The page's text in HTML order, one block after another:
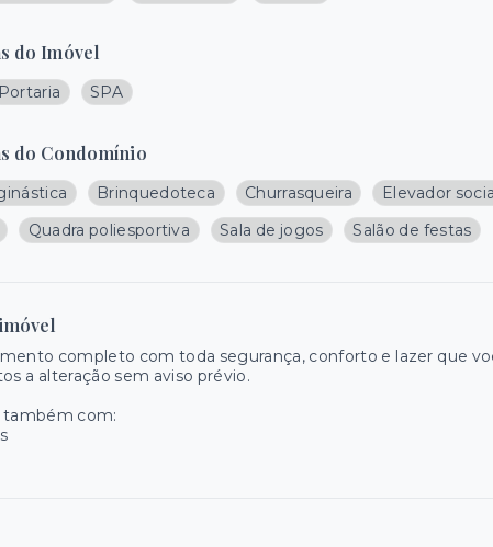
do Imóvel
Portaria SPA
do Condomínio
Brinquedoteca Churrasqueira Elevador
Quadra poliesportiva Sala de jogos Salão de festas
completo com toda segurança, conforto e lazer que
a alteração sem aviso prévio.
também com: